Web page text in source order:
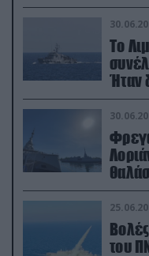
Το
Ήταν
θαλάσσιες
του